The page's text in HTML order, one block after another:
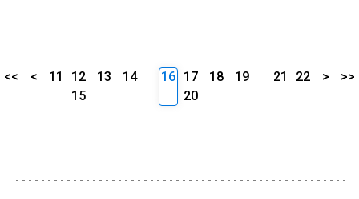
<< < 11 12 13
14
15
16 17 18
19
20
21 22 > >>